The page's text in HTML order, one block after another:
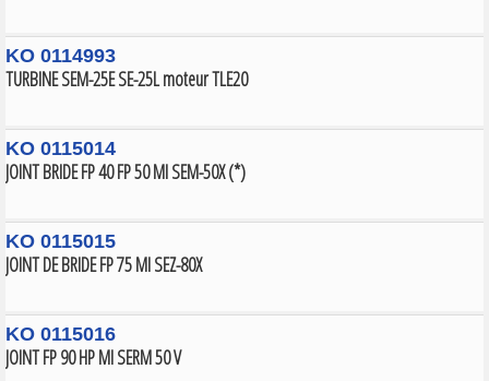
KO 0114993
TURBINE SEM-25E SE-25L moteur TLE20
KO 0115014
JOINT BRIDE FP 40 FP 50 MI SEM-50X (*)
KO 0115015
JOINT DE BRIDE FP 75 MI SEZ-80X
KO 0115016
JOINT FP 90 HP MI SERM 50 V